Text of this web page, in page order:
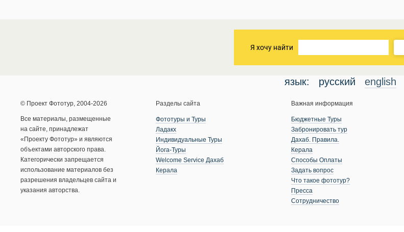
Я хочу найти
язык: русский english
© Проект Фототур, 2004-2026
Все материалы, размещенные
на сайте, принадлежат
«Проекту Фототур» и являются
объектами авторского права.
Категорически запрещается
использование материалов без
разрешения владельцев сайта и
указания авторства.
Разделы сайта
Фототуры и Туры
Ладакх
Индивидуальные Туры
Йога-Туры
Welcome Service Дахаб
Керала
Важная информация
Бюджетные Туры
Забронировать тур
Дахаб. Правила.
Керала
Способы Оплаты
Задать вопрос
Что такое фототур?
Пресса
Сотрудничество